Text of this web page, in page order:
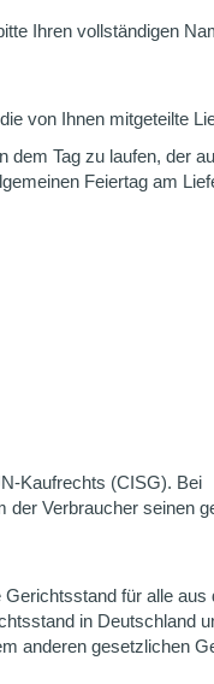
Ihren vollständigen
von Ihnen mitgeteilte
dem Tag zu laufen, der
Feiertag am
Kaufrechts (CISG). Bei
Verbraucher seinen
für alle aus
in Deutschland
anderen gesetzlichen